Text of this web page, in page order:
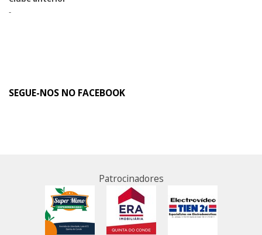
-
SEGUE-NOS NO FACEBOOK
Patrocinadores